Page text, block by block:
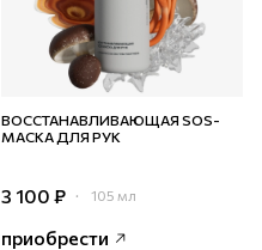
ВОССТАНАВЛИВАЮЩАЯ SOS-
МАСКА ДЛЯ РУК
3 100 ₽ 105 мл
приобрести